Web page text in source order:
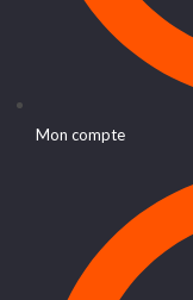
Mon compte